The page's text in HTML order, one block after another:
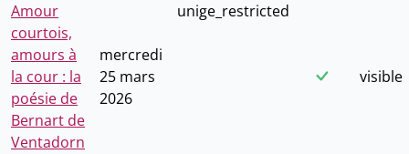
Amour
courtois,
amours à
la cour : la
poésie de
Bernart de
Ventadorn
mercredi
25 mars
2026
unige_restricted
visible